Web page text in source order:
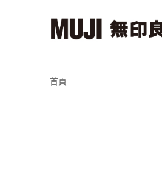
首頁